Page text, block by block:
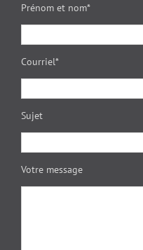
Prénom et nom*
Courriel*
Sujet
Votre message